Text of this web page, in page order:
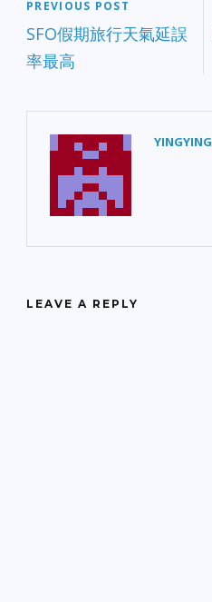
PREVIOUS POST
SFO假期旅行天氣延誤
率最高
YINGYING
LEAVE A REPLY